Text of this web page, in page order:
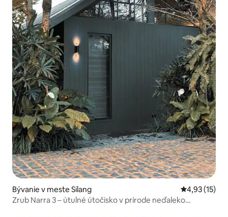
Bývanie v meste Silang Priemerné
4,93 (15)
Zrub Narra 3 – útulné útočisko v prírode neďaleko